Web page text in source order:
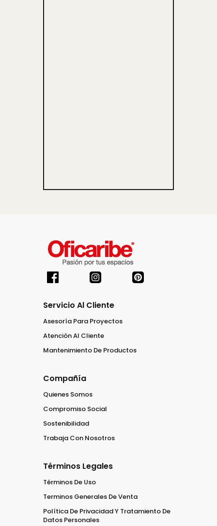
Servicio Al Cliente
Asesoría Para Proyectos
Atención Al Cliente
Mantenimiento De Productos
Compañía
Quienes Somos
Compromiso Social
Sostenibilidad
Trabaja Con Nosotros
Términos Legales
Términos De Uso
Terminos Generales De Venta
Política De Privacidad Y Tratamiento De
Datos Personales